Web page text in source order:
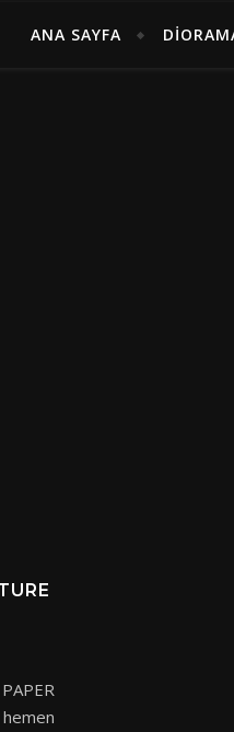
ANA SAYFA